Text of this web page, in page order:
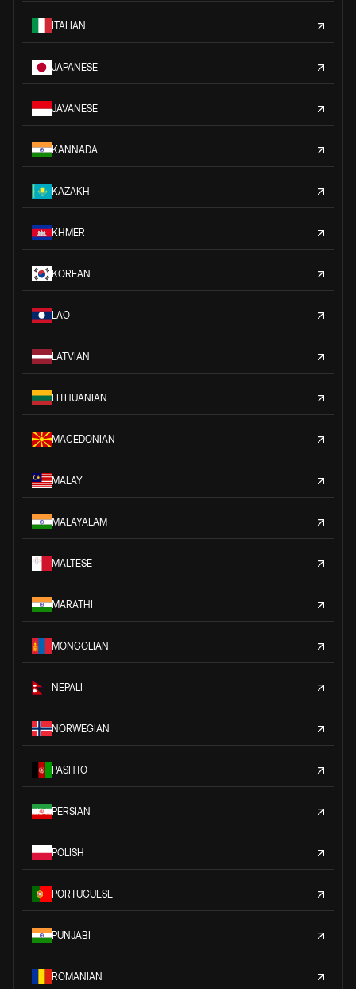
ITALIAN
JAPANESE
JAVANESE
KANNADA
KAZAKH
KHMER
KOREAN
LAO
LATVIAN
LITHUANIAN
MACEDONIAN
MALAY
MALAYALAM
MALTESE
MARATHI
MONGOLIAN
NEPALI
NORWEGIAN
PASHTO
PERSIAN
POLISH
PORTUGUESE
PUNJABI
ROMANIAN